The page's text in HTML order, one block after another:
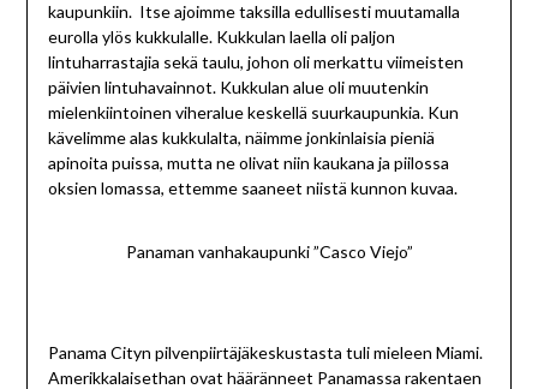
kaupunkiin. Itse ajoimme taksilla edullisesti muutamalla
eurolla ylös kukkulalle. Kukkulan laella oli paljon
lintuharrastajia sekä taulu, johon oli merkattu viimeisten
päivien lintuhavainnot. Kukkulan alue oli muutenkin
mielenkiintoinen viheralue keskellä suurkaupunkia. Kun
kävelimme alas kukkulalta, näimme jonkinlaisia pieniä
apinoita puissa, mutta ne olivat niin kaukana ja piilossa
oksien lomassa, ettemme saaneet niistä kunnon kuvaa.
Panaman vanhakaupunki ”Casco Viejo”
Panama Cityn pilvenpiirtäjäkeskustasta tuli mieleen Miami.
Amerikkalaisethan ovat hääränneet Panamassa rakentaen